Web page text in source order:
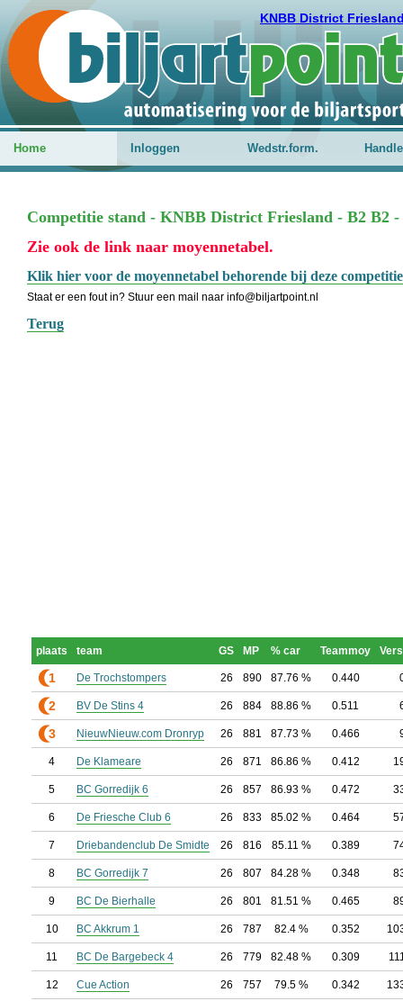
KNBB District
Home Inloggen Wedstr.form.
Competitie stand - KNBB District Friesland - B2 B2 -
Zie ook de link naar moyennetabel.
Klik hier voor de moyennetabel behorende bij deze
Staat er een fout in? Stuur een mail naar info@biljartpoint.nl
Terug
plaats team GS MP % car Teammoy
1 De Trochstompers 26 890 87.76 % 0.440
2 BV De Stins 4 26 884 88.86 % 0.511
3 NieuwNieuw.com Dronryp 26 881 87.73 % 0.466
4 De Klameare 26 871 86.86 % 0.412
5 BC Gorredijk 6 26 857 86.93 % 0.472
6 De Friesche Club 6 26 833 85.02 % 0.464
7 Driebandenclub De Smidte 26 816 85.11 % 0.389
8 BC Gorredijk 7 26 807 84.28 % 0.348
9 BC De Bierhalle 26 801 81.51 % 0.465
10 BC Akkrum 1 26 787 82.4 % 0.352
11 BC De Bargebeck 4 26 779 82.48 % 0.309
12 Cue Action 26 757 79.5 % 0.342